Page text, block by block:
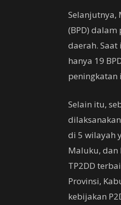
Selanjutnya,
(BPD)
daerah.
hanya 19
peningkatan
Selain itu,
di 5 wilayah
Maluku, dan
TP2DD
Provinsi,
kebijakan